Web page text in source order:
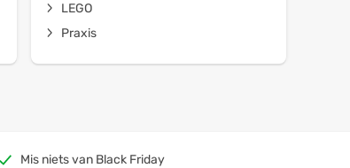
LEGO
Praxis
Mis niets van Black Friday